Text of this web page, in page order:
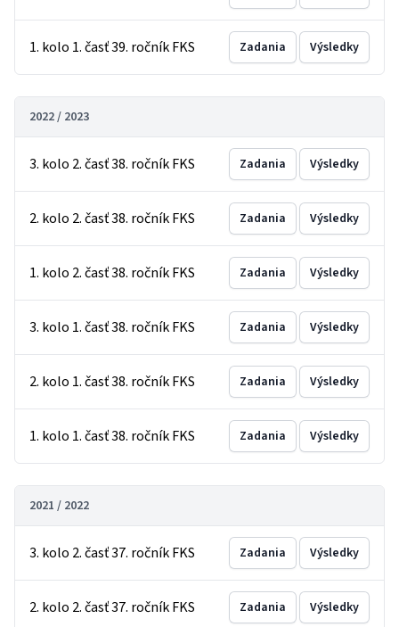
1. kolo 1. časť 39. ročník FKS Zadania Výsledky
2022 / 2023
3. kolo 2. časť 38. ročník FKS Zadania Výsledky
2. kolo 2. časť 38. ročník FKS Zadania Výsledky
1. kolo 2. časť 38. ročník FKS Zadania Výsledky
3. kolo 1. časť 38. ročník FKS Zadania Výsledky
2. kolo 1. časť 38. ročník FKS Zadania Výsledky
1. kolo 1. časť 38. ročník FKS Zadania Výsledky
2021 / 2022
3. kolo 2. časť 37. ročník FKS Zadania Výsledky
2. kolo 2. časť 37. ročník FKS Zadania Výsledky